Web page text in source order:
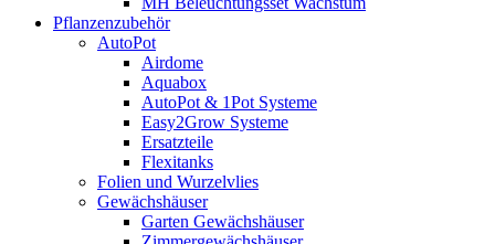
Pflanzenzubehör
AutoPot
Airdome
Aquabox
AutoPot & 1Pot Systeme
Easy2Grow Systeme
Ersatzteile
Flexitanks
Folien und Wurzelvlies
Gewächshäuser
Garten Gewächshäuser